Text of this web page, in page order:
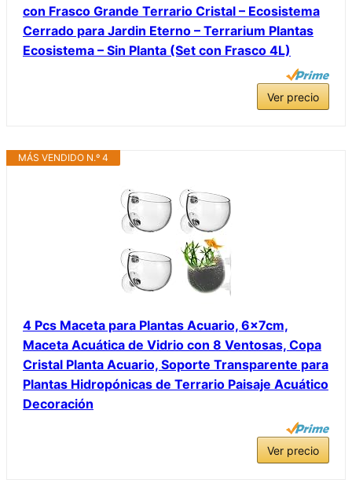
con Frasco Grande Terrario Cristal – Ecosistema
Cerrado para Jardin Eterno – Terrarium Plantas
Ecosistema – Sin Planta (Set con Frasco 4L)
Ver precio
MÁS VENDIDO N.º 4
4 Pcs Maceta para Plantas Acuario, 6x7cm,
Maceta Acuática de Vidrio con 8 Ventosas, Copa
Cristal Planta Acuario, Soporte Transparente para
Plantas Hidropónicas de Terrario Paisaje Acuático
Decoración
Ver precio